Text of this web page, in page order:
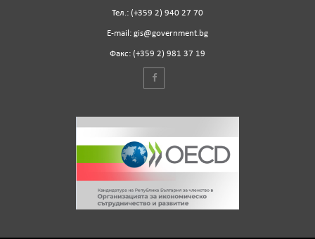
Тел.: (+359 2) 940 27 70
Е-mail: gis@government.bg
Факс: (+359 2) 981 37 19